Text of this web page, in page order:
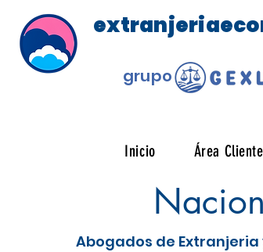
grupo
Inicio Área
Abogados de